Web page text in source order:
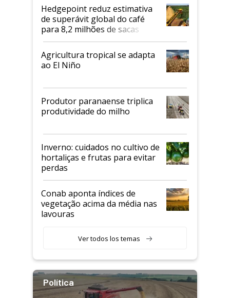
Hedgepoint reduz estimativa
de superávit global do café
para 8,2 milhões de sacas
Agricultura tropical se adapta
ao El Niño
Produtor paranaense triplica
produtividade do milho
Inverno: cuidados no cultivo de
hortaliças e frutas para evitar
perdas
Conab aponta índices de
vegetação acima da média nas
lavouras
Ver todos los temas
Política